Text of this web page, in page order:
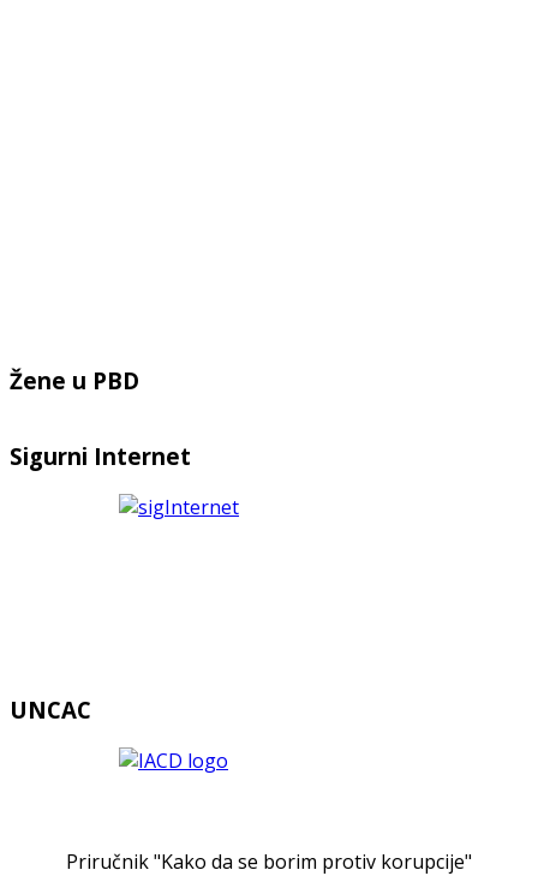
Žene u PBD
Sigurni Internet
UNCAC
Priručnik "Kako da se borim protiv korupcije"